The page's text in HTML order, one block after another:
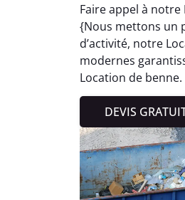
Faire appel à
{Nous mettons un
d’activité, notre
modernes
Location de benne.
DEVIS